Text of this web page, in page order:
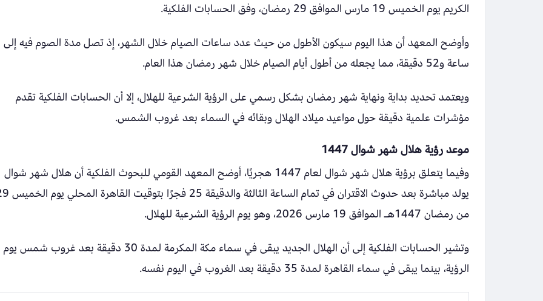
الكريم يوم الخميس 19 مارس الموافق 29 رمضان، وفق الحسابات الفلكية.
ساعة و52 دقيقة، مما يجعله من أطول أيام الصيام خلال شهر رمضان هذا العام.
ويعتمد تحديد بداية ونهاية شهر رمضان بشكل رسمي على الرؤية الشرعية للهلال، إلا أن الحسابات الفلكية تقدم
مؤشرات علمية دقيقة حول مواعيد ميلاد الهلال وبقائه في السماء بعد غروب الشمس.
موعد رؤية هلال شهر شوال 1447
وفيما يتعلق برؤية هلال شهر شوال لعام 1447 هجريًا، أوضح المعهد القومي للبحوث الفلكية أن هلال شهر شوال
يولد مباشرة بعد حدوث الاقتران في تمام الساعة
من رمضان 1447هـ الموافق 19 مارس 2026، وهو يوم الرؤية الشرعية للهلال.
وتشير الحسابات الفلكية إلى أن الهلال الجديد يبقى في سماء مكة المكرمة لمدة 30 دقيقة بعد غروب شمس يوم
الرؤية، بينما يبقى في سماء القاهرة لمدة 35 دقيقة بعد الغروب في اليوم نفسه.